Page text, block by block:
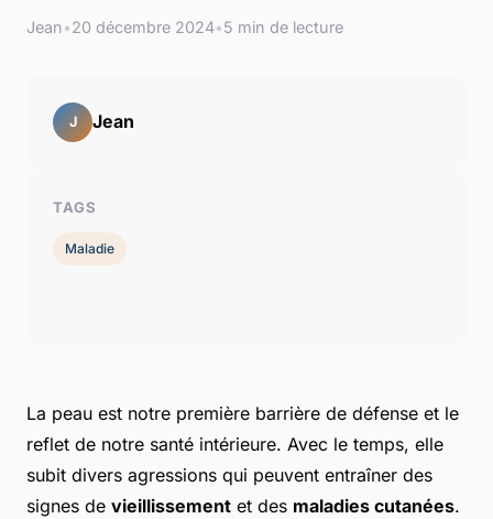
Jean•20 décembre 2024•5 min de lecture
La peau est notre première barrière de défense et le
reflet de notre santé intérieure. Avec le temps, elle
subit divers agressions qui peuvent entraîner des
signes de vieillissement et des maladies cutanées.
J Jean
TAGS
Maladie